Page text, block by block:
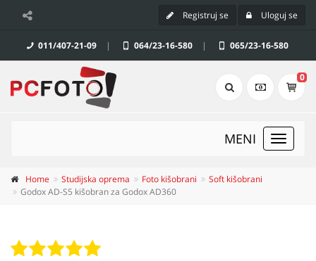
Registruj se Uloguj se
011/407-21-09 | 064/23-16-580 | 065/23-16-580
0
Toggle
MENI
Home Studijska oprema Foto kišobrani
Soft kišobrani
Godox AD-S5 kišobran za Godox AD360